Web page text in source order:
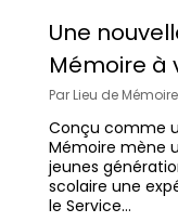
Une
Mémoire à
Par Lieu de Mémoire
Conçu comme
Mémoire mène
jeunes
scolaire une
le Service…